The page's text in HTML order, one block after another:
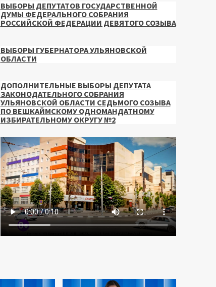
ВЫБОРЫ ДЕПУТАТОВ ГОСУДАРСТВЕННОЙ
ДУМЫ ФЕДЕРАЛЬНОГО СОБРАНИЯ
РОССИЙСКОЙ ФЕДЕРАЦИИ ДЕВЯТОГО СОЗЫВА
ВЫБОРЫ ГУБЕРНАТОРА УЛЬЯНОВСКОЙ
ОБЛАСТИ
ДОПОЛНИТЕЛЬНЫЕ ВЫБОРЫ ДЕПУТАТА
ЗАКОНОДАТЕЛЬНОГО СОБРАНИЯ
УЛЬЯНОВСКОЙ ОБЛАСТИ СЕДЬМОГО СОЗЫВА
ПО ВЕШКАЙМСКОМУ ОДНОМАНДАТНОМУ
ИЗБИРАТЕЛЬНОМУ ОКРУГУ №2